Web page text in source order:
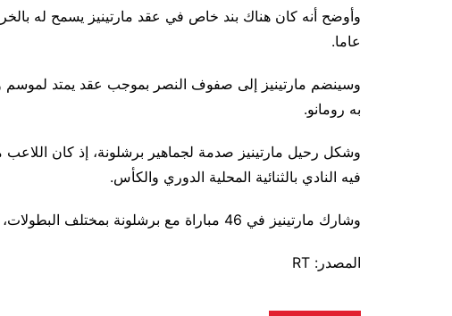
عاما.
وسينضم مارتينيز إلى صفوف النصر بموجب عقد يمتد لموسم
به رومانو.
وشكل رحيل مارتينيز صدمة لجماهير برشلونة، إذ كان
فيه النادي بالثنائية المحلية الدوري والكأس.
وشارك مارتينيز في 46 مباراة مع برشلونة بمختلف البطولات، سجل خلالها 3 أهداف، وقدم 6 تمريرات حاسمة.
المصدر: RT